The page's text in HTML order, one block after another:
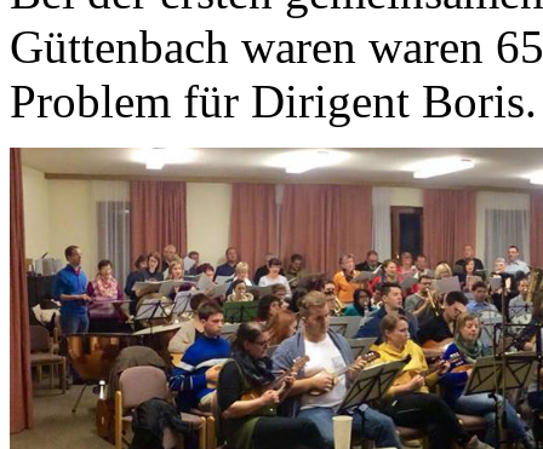
Güttenbach waren waren
Problem für Dirigent Boris.